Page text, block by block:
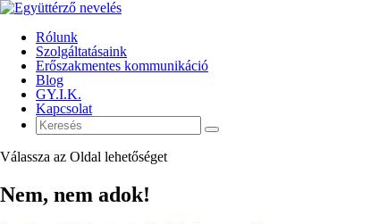
Rólunk
Szolgáltatásaink
Erőszakmentes kommunikáció
Blog
GY.I.K.
Kapcsolat
Válassza az Oldal lehetőséget
Nem, nem adok!